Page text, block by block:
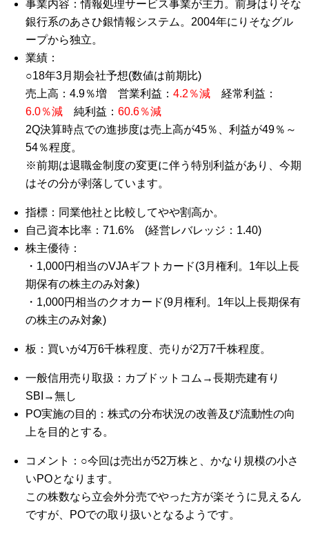
事業内容：情報処理サービス事業が主力。前身はりそな
銀行系のあさひ銀情報システム。2004年にりそなグル
ープから独立。
業績：
○18年3月期会社予想(数値は前期比)
売上高：4.9％増 営業利益：4.2％減 経常利益：
6.0％減 純利益：60.6％減
2Q決算時点での進捗度は売上高が45％、利益が49％～
54％程度。
※前期は退職金制度の変更に伴う特別利益があり、今期
はその分が剥落しています。
指標：同業他社と比較してやや割高か。
自己資本比率：71.6% (経営レバレッジ：1.40)
株主優待：
・1,000円相当のVJAギフトカード(3月権利。1年以上長
期保有の株主のみ対象)
・1,000円相当のクオカード(9月権利。1年以上長期保有
の株主のみ対象)
板：買いが4万6千株程度、売りが2万7千株程度。
一般信用売り取扱：カブドットコム→長期売建有り
SBI→無し
PO実施の目的：株式の分布状況の改善及び流動性の向
上を目的とする。
コメント：○今回は売出が52万株と、かなり規模の小さ
いPOとなります。
この株数なら立会外分売でやった方が楽そうに見えるん
ですが、POでの取り扱いとなるようです。